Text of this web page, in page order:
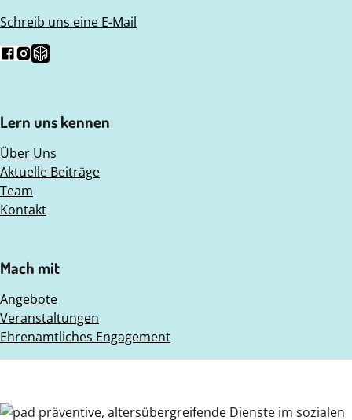
Schreib uns eine E-Mail
Folg uns auf Facebook
Folg uns auf Instagram
Folge uns auf Nebenan.de
Lern uns kennen
Über Uns
Aktuelle Beiträge
Team
Kontakt
Mach mit
Angebote
Veranstaltungen
Ehrenamtliches Engagement